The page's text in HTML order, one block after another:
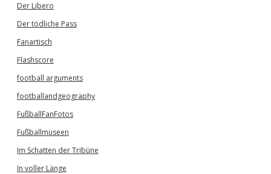
Der Libero
Der tödliche Pass
Fanartisch
Flashscore
football arguments
footballandgeography
FußballFanFotos
Fußballmuseen
Im Schatten der Tribüne
In voller Länge